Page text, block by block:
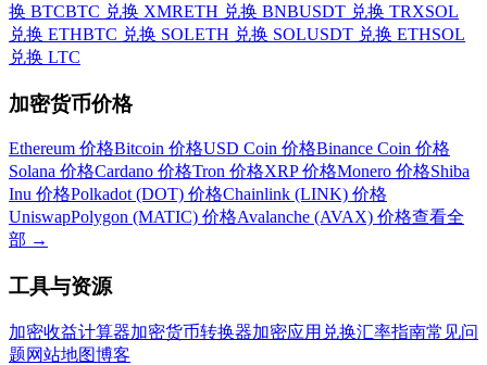
换 BTCBTC 兑换 XMRETH 兑换 BNBUSDT 兑换 TRXSOL
兑换 ETHBTC 兑换 SOLETH 兑换 SOLUSDT 兑换 ETHSOL
兑换 LTC
加密货币价格
Ethereum 价格Bitcoin 价格USD Coin 价格Binance Coin 价格
Solana 价格Cardano 价格Tron 价格XRP 价格Monero 价格Shiba
Inu 价格Polkadot (DOT) 价格Chainlink (LINK) 价格
UniswapPolygon (MATIC) 价格Avalanche (AVAX) 价格查看全
部 →
工具与资源
加密收益计算器加密货币转换器加密应用 兑换汇率指南常见问
题网站地图博客